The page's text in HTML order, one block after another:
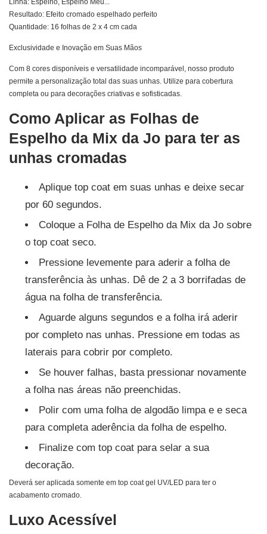
Linha: Espelho, Espelho Meu...
Resultado: Efeito cromado espelhado perfeito
Quantidade: 16 folhas de 2 x 4 cm cada
Exclusividade e Inovação em Suas Mãos
Com 8 cores disponíveis e versatilidade incomparável, nosso produto
permite a personalização total das suas unhas. Utilize para cobertura
completa ou para decorações criativas e sofisticadas.
Como Aplicar as Folhas de
Espelho da Mix da Jo para ter as
unhas cromadas
Aplique top coat em suas unhas e deixe secar
por 60 segundos.
Coloque a Folha de Espelho da Mix da Jo sobre
o top coat seco.
Pressione levemente para aderir a folha de
transferência às unhas. Dê de 2 a 3 borrifadas de
água na folha de transferência.
Aguarde alguns segundos e a folha irá aderir
por completo nas unhas. Pressione em todas as
laterais para cobrir por completo.
Se houver falhas, basta pressionar novamente
a folha nas áreas não preenchidas.
Polir com uma folha de algodão limpa e e seca
para completa aderência da folha de espelho.
Finalize com top coat para selar a sua
decoração.
Deverá ser aplicada somente em top coat gel UV/LED para ter o
acabamento cromado.
Luxo Acessível